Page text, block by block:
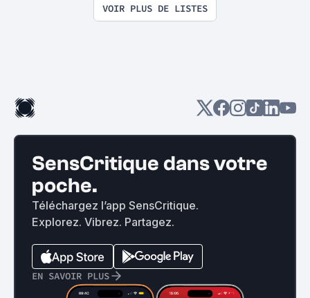
VOIR PLUS DE LISTES
SensCritique dans votre
poche.
Téléchargez l’app SensCritique.
Explorez. Vibrez. Partagez.
EN SAVOIR PLUS